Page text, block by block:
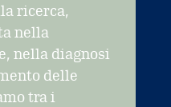
ricerca,
nella
nella diagnosi
delle
tra i